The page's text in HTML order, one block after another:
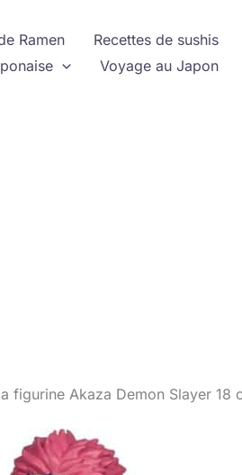
Ramen Recettes de sushis
Voyage au Japon
figurine Akaza Demon Slayer 18